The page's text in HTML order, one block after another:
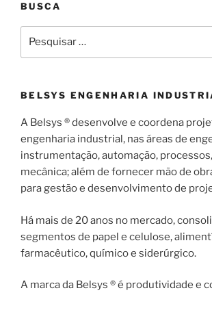
BUSCA
por:
BELSYS ENGENHARIA
A Belsys ® desenvolve e coordena
engenharia industrial, nas áreas de
instrumentação, automação,
mecânica; além de fornecer mão de
para gestão e desenvolvimento de
Há mais de 20 anos no mercado,
segmentos de papel e celulose,
farmacêutico, químico e siderúrgico.
A marca da Belsys ® é produtividade e